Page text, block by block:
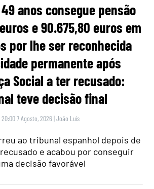
anos consegue pensão
e 90.675,80 euros em
por lhe ser reconhecida
permanente após
Social a ter recusado:
teve decisão final
20:00 7 Agosto, 2026 |João Luís
ao tribunal espanhol depois de
e acabou por conseguir
decisão favorável